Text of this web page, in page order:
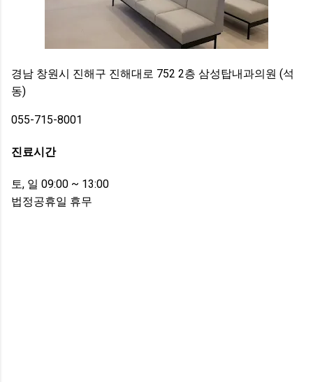
경남 창원시 진해구 진해대로 752 2층 삼성탑내과의원 (석
동)
055-715-8001
진료시간
토, 일 09:00 ~ 13:00
법정공휴일 휴무